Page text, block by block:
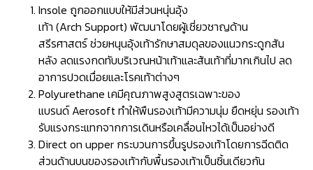
Insole ถูกออกแบบให้มีส่วนหนุ่นอุ้ง
เท้า (Arch Support) พัฒนาโดยผู้เชี่ยวชาญด้าน
สรีรศาสตร์ ช่วยหนุนอุ้งเท้ารักษาสมดุลของแนวกระดูกสัน
หลัง ลดแรงกดทับบริเวณหน้าเท้าและส้นเท้าที่มากเกินไป ลด
อาการปวดเมื่อยและโรคเท้าต่างๆ
Polyurethane เคมีคุณภาพสูงสูตรเฉพาะของ
แบรนด์ Aerosoft ทำให้พืนรองเท้ามีความนุ่ม ยืดหยุ่น รองเท้า
รับแรงกระแทกจากการเดินหรือเคลื่อนไหวได้เป็นอย่างดี
Direct on upper กระบวนการขึ้นรูปรองเท้าโดยการฉีดติด
ส่วนด้านบนของรองเท้ากับพื้นรองเท้าเป็นชิ้นเดียวกัน